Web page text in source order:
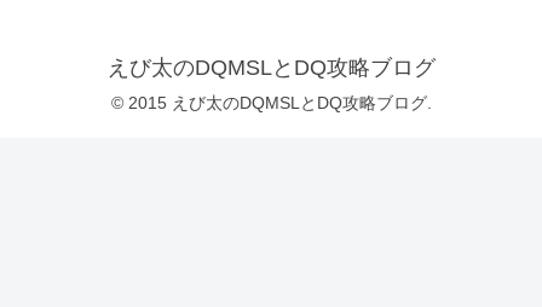
えび太のDQMSLとDQ攻略ブログ
© 2015 えび太のDQMSLとDQ攻略ブログ.